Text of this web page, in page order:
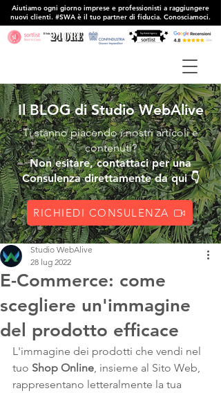
Aiutiamo ogni giorno imprese e professionisti a raggiungere
nuovi clienti. #SWA è il tuo partner di fiducia. Conosciamoci.
Il BLOG di Studio WebAlive
Ti stanno piacendo i nostri articoli e
contenuti?
Non esitare, contattaci per una
Consulenza direttamente da qui 👇
RICHIEDI CONSULENZA
E-Commerce: come
scegliere un'immagine
del prodotto efficace
Studio WebAlive
28 lug 2022
L'immagine dei prodotti che vendi nel
tuo Shop Online, insieme al Sito Web,
rappresentano letteralmente la tua